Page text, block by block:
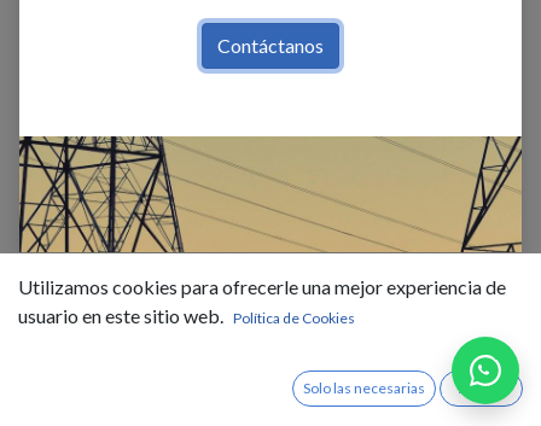
Contáctanos
Foco Led T/Edison Vidrio Ambar
E27 4w 2.7k Filam. Espiral 7cm
L12cm 110-120v
Utilizamos cookies para ofrecerle una mejor experiencia de
usuario en este sitio web. Política de Cookies
Solo las necesarias Acepto